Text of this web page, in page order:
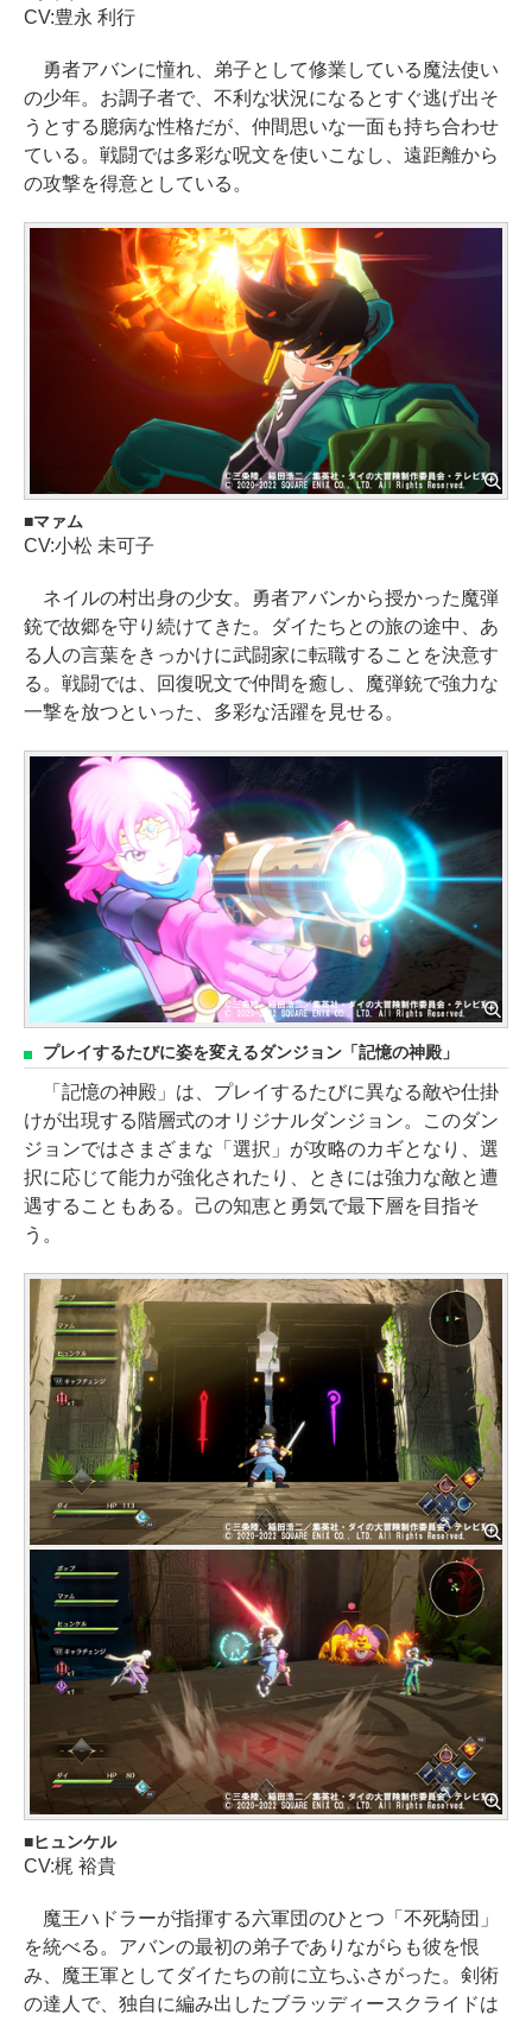
CV:豊永 利行
勇者アバンに憧れ、弟子として修業している魔法使い
の少年。お調子者で、不利な状況になるとすぐ逃げ出そ
うとする臆病な性格だが、仲間思いな一面も持ち合わせ
ている。戦闘では多彩な呪文を使いこなし、遠距離から
の攻撃を得意としている。
マァム
CV:小松 未可子
ネイルの村出身の少女。勇者アバンから授かった魔弾
銃で故郷を守り続けてきた。ダイたちとの旅の途中、あ
る人の言葉をきっかけに武闘家に転職することを決意す
る。戦闘では、回復呪文で仲間を癒し、魔弾銃で強力な
一撃を放つといった、多彩な活躍を見せる。
プレイするたびに姿を変えるダンジョン「記憶の神殿」
「記憶の神殿」は、プレイするたびに異なる敵や仕掛
けが出現する階層式のオリジナルダンジョン。このダン
ジョンではさまざまな「選択」が攻略のカギとなり、選
択に応じて能力が強化されたり、ときには強力な敵と遭
遇することもある。己の知恵と勇気で最下層を目指そ
う。
ヒュンケル
CV:梶 裕貴
魔王ハドラーが指揮する六軍団のひとつ「不死騎団」
を統べる。アバンの最初の弟子でありながらも彼を恨
み、魔王軍としてダイたちの前に立ちふさがった。剣術
の達人で、独自に編み出したブラッディースクライドは